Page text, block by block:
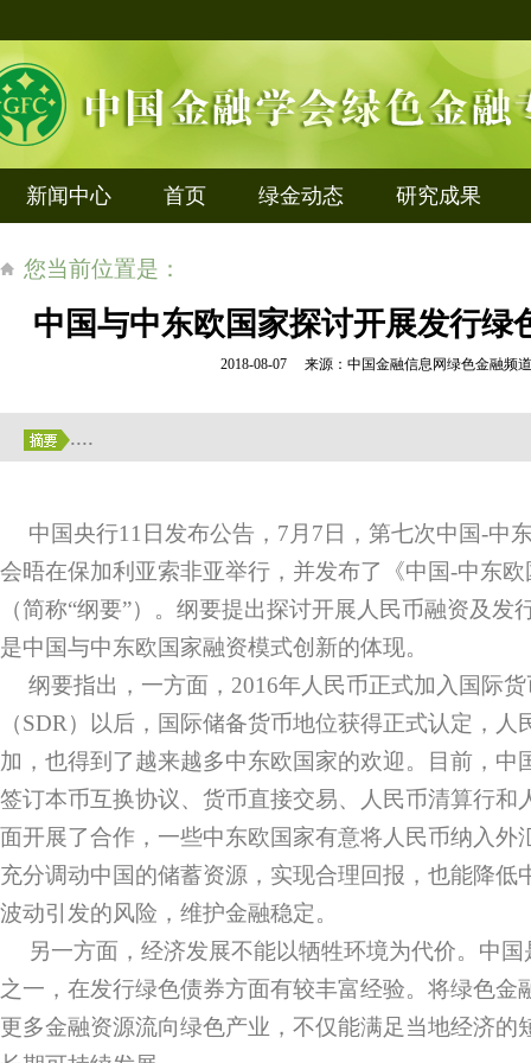
新闻中心 首页 绿金动态 研究成果
您当前位置是：
中国与中东欧国家探讨开展发行绿
2018-08-07 来源：中国金融信息网绿色金融
....
中国央行11日发布公告，7月7日，第七次中国-中
会晤在保加利亚索非亚举行，并发布了《中国-中东
（简称“纲要”）。纲要提出探讨开展人民币融资及发
是中国与中东欧国家融资模式创新的体现。
纲要指出，一方面，2016年人民币正式加入国际
（SDR）以后，国际储备货币地位获得正式认定，
加，也得到了越来越多中东欧国家的欢迎。目前，中
签订本币互换协议、货币直接交易、人民币清算行和
面开展了合作，一些中东欧国家有意将人民币纳入外
充分调动中国的储蓄资源，实现合理回报，也能降低
波动引发的风险，维护金融稳定。
另一方面，经济发展不能以牺牲环境为代价。中
之一，在发行绿色债券方面有较丰富经验。将绿色金
更多金融资源流向绿色产业，不仅能满足当地经济的